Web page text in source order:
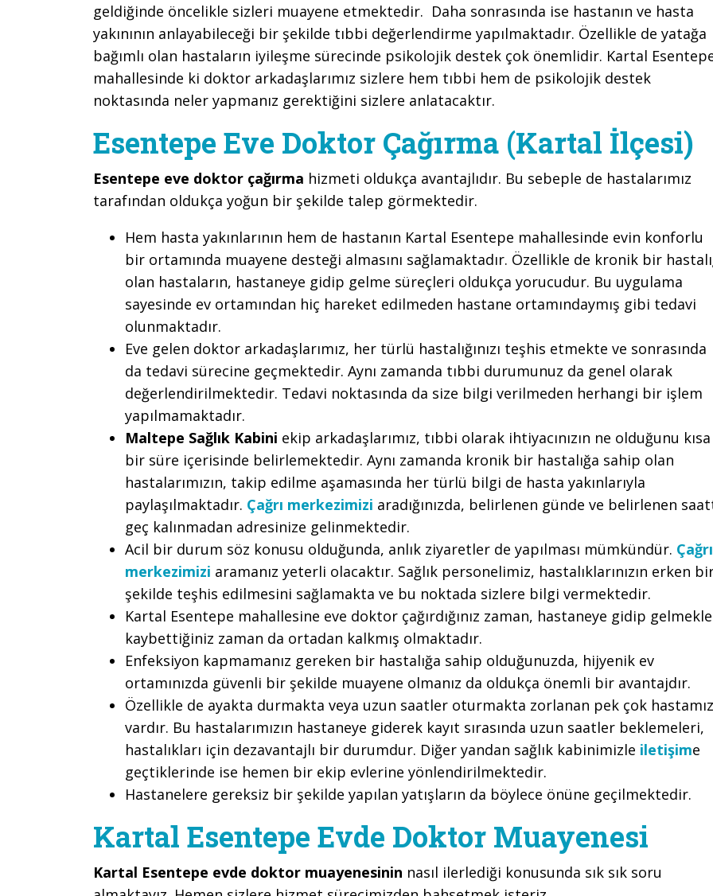
geldiğinde öncelikle sizleri muayene etmektedir. Daha sonrasında ise hastanın ve hasta
yakınının anlayabileceği bir şekilde tıbbi değerlendirme yapılmaktadır. Özellikle de yatağa
bağımlı olan hastaların iyileşme sürecinde psikolojik destek çok önemlidir. Kartal
mahallesinde ki doktor arkadaşlarımız sizlere hem tıbbi hem de psikolojik destek
noktasında neler yapmanız gerektiğini sizlere anlatacaktır.
Esentepe Eve Doktor Çağırma (Kartal İlçesi)
Esentepe eve doktor çağırma hizmeti oldukça avantajlıdır. Bu sebeple de hastalarımız
tarafından oldukça yoğun bir şekilde talep görmektedir.
Hem hasta yakınlarının hem de hastanın Kartal Esentepe mahallesinde evin konforlu
bir ortamında muayene desteği almasını sağlamaktadır. Özellikle de kronik bir
olan hastaların, hastaneye gidip gelme süreçleri oldukça yorucudur. Bu uygulama
sayesinde ev ortamından hiç hareket edilmeden hastane ortamındaymış gibi tedavi
olunmaktadır.
Eve gelen doktor arkadaşlarımız, her türlü hastalığınızı teşhis etmekte ve sonrasında
da tedavi sürecine geçmektedir. Aynı zamanda tıbbi durumunuz da genel olarak
değerlendirilmektedir. Tedavi noktasında da size bilgi verilmeden herhangi bir işlem
yapılmamaktadır.
Maltepe Sağlık Kabini ekip arkadaşlarımız, tıbbi olarak ihtiyacınızın ne olduğunu kısa
bir süre içerisinde belirlemektedir. Aynı zamanda kronik bir hastalığa sahip olan
hastalarımızın, takip edilme aşamasında her türlü bilgi de hasta yakınlarıyla
paylaşılmaktadır. Çağrı merkezimizi aradığınızda, belirlenen günde ve belirlenen
geç kalınmadan adresinize gelinmektedir.
Acil bir durum söz konusu olduğunda, anlık ziyaretler de yapılması mümkündür. Çağrı
merkezimizi aramanız yeterli olacaktır. Sağlık personelimiz, hastalıklarınızın erken
şekilde teşhis edilmesini sağlamakta ve bu noktada sizlere bilgi vermektedir.
Kartal Esentepe mahallesine eve doktor çağırdığınız zaman, hastaneye gidip gelmekle
kaybettiğiniz zaman da ortadan kalkmış olmaktadır.
Enfeksiyon kapmamanız gereken bir hastalığa sahip olduğunuzda, hijyenik ev
ortamınızda güvenli bir şekilde muayene olmanız da oldukça önemli bir avantajdır.
Özellikle de ayakta durmakta veya uzun saatler oturmakta zorlanan pek çok hastamız
vardır. Bu hastalarımızın hastaneye giderek kayıt sırasında uzun saatler beklemeleri,
hastalıkları için dezavantajlı bir durumdur. Diğer yandan sağlık kabinimizle iletişime
geçtiklerinde ise hemen bir ekip evlerine yönlendirilmektedir.
Hastanelere gereksiz bir şekilde yapılan yatışların da böylece önüne geçilmektedir.
Kartal Esentepe Evde Doktor Muayenesi
Kartal Esentepe evde doktor muayenesinin nasıl ilerlediği konusunda sık sık soru